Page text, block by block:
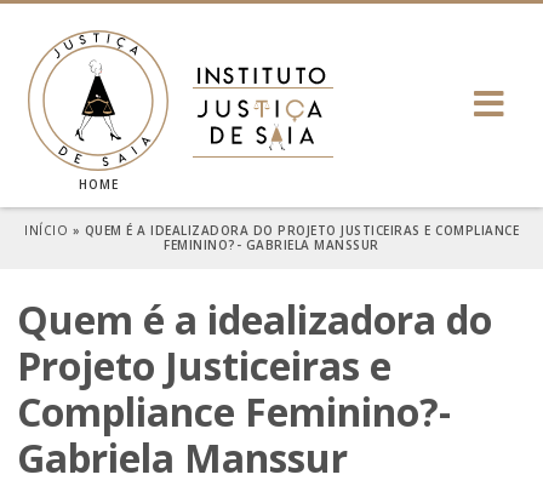
HOME
INÍCIO » QUEM É A IDEALIZADORA DO PROJETO JUSTICEIRAS E COMPLIANCE
FEMININO?- GABRIELA MANSSUR
Quem é a idealizadora do
Projeto Justiceiras e
Compliance Feminino?-
Gabriela Manssur